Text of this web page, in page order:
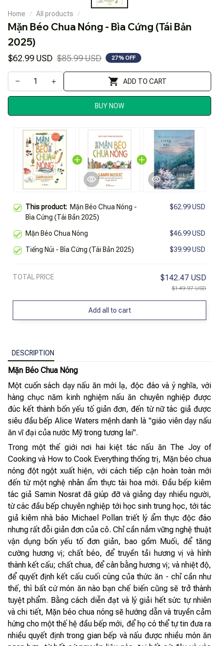
Home All products
Mặn Béo Chua Nóng - Bìa Cứng (Tái Bản
2025)
$62.99 USD $85.99 USD 27% OFF
ADD TO CART
BUY NOW
This product: Mặn Béo Chua Nóng -
Bìa Cứng (Tái Bản 2025)
$62.99 USD
Mặn Béo Chua Nóng $46.99 USD
Tiếng Núi - Bìa Cứng (Tái Bản 2025) $39.99 USD
TOTAL PRICE $142.47 USD
$149.97 USD
Add all to cart
DESCRIPTION
Mặn Béo Chua Nóng
Một cuốn sách dạy nấu ăn mới lạ, độc đáo và ý nghĩa, với
hàng chục năm kinh nghiệm nấu ăn chuyên nghiệp được
đúc kết thành bốn yếu tố giản đơn, đến từ nữ tác giả được
siêu đầu bếp Alice Waters mệnh danh là "giáo viên dạy nấu
ăn vĩ đại của nước Mỹ trong tương lai".
Trong một thế giới nơi hai kiệt tác nấu ăn The Joy of
Cooking và How to Cook Everything thống trị, Mặn béo chua
nóng đột ngột xuất hiện, với cách tiếp cận hoàn toàn mới
đến từ một nghệ nhân ẩm thực tài hoa mới. Đầu bếp kiêm
tác giả Samin Nosrat đã giúp đỡ và giảng dạy nhiều người,
từ các đầu bếp chuyên nghiệp tới học sinh trung học, tới tác
giả kiêm nhà báo Michael Pollan triết lý ẩm thực độc đáo
nhưng rất đỗi giản đơn của cô. Chỉ cần nắm vững nghệ thuật
vận dụng bốn yếu tố đơn giản, bao gồm Muối, để tăng
cường hương vị; chất béo, để truyền tải hương vị và hình
thành kết cấu; chất chua, để cân bằng hương vị; và nhiệt độ,
để quyết định kết cấu cuối cùng của thức ăn - chỉ cần như
thế, thì bất cứ món ăn nào bạn chế biến cũng sẽ trở thành
tuyệt phẩm. Bằng cách diễn đạt và lý giải hết sức tự nhiên
và chi tiết, Mặn béo chua nóng sẽ hướng dẫn và truyền cảm
hứng cho một thế hệ đầu bếp mới, để họ có thể tự tin đưa ra
nhiều quyết định trong gian bếp và nấu được nhiều món ăn